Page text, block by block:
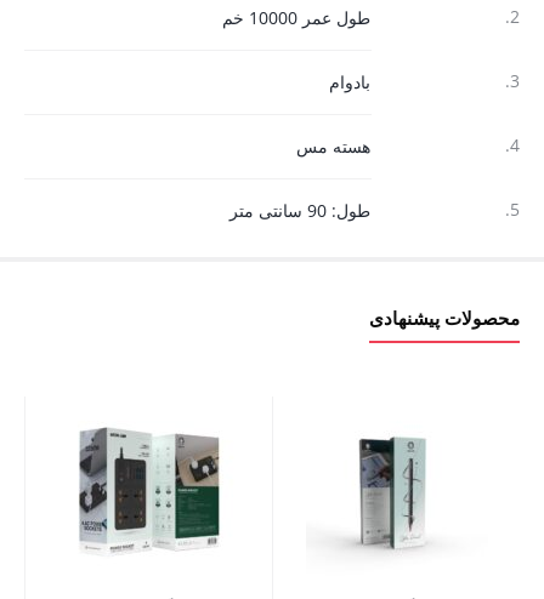
2. طول عمر 10000 خم
3. بادوام
4. هسته مس
5. طول: 90 سانتی متر
محصولات پیشنهادی